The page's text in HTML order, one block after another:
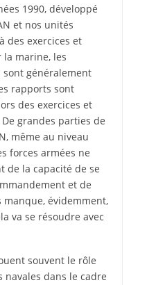
1990, développé
et nos unités
des exercices et
la marine, les
sont généralement
rapports sont
des exercices et
grandes parties de
même au niveau
forces armées ne
de la capacité de se
et de
manque, évidemment,
va se résoudre avec
souvent le rôle
navales dans le cadre